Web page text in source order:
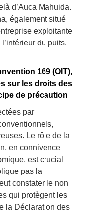
d’Auca Mahuida.
également situé
exploitante
du puits.
169 (OIT),
sur les droits des
de précaution
par
Le rôle de la
en connivence
est crucial
pas la
constater le non
qui protègent les
la Déclaration des